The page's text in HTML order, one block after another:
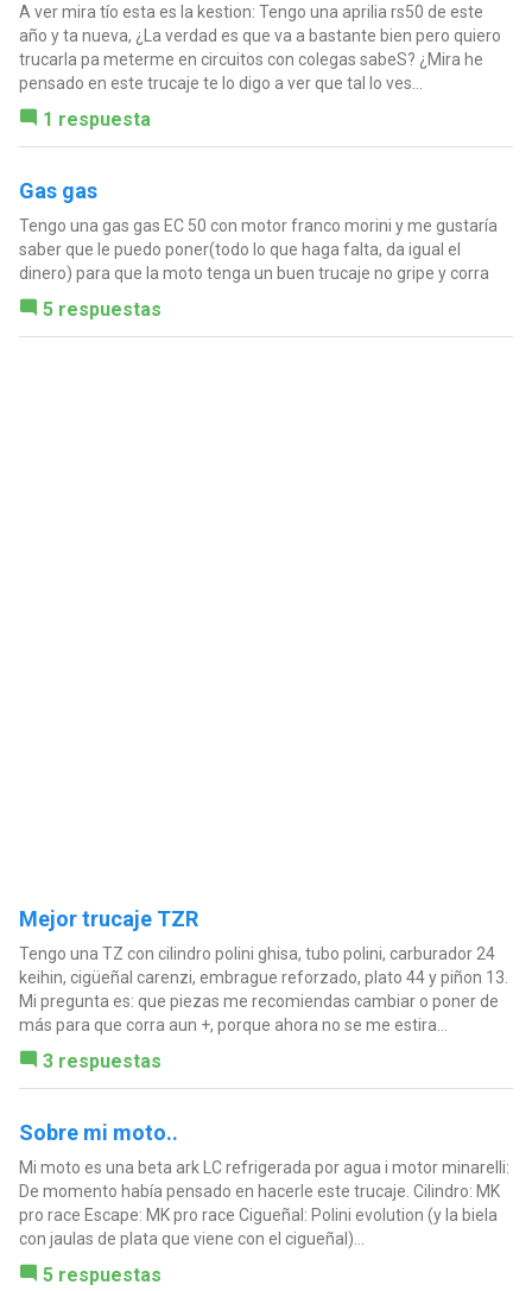
A ver mira tío esta es la kestion: Tengo una aprilia rs50 de este
año y ta nueva, ¿La verdad es que va a bastante bien pero quiero
trucarla pa meterme en circuitos con colegas sabeS? ¿Mira he
pensado en este trucaje te lo digo a ver que tal lo ves...
1 respuesta
Gas gas
Tengo una gas gas EC 50 con motor franco morini y me gustaría
saber que le puedo poner(todo lo que haga falta, da igual el
dinero) para que la moto tenga un buen trucaje no gripe y corra
5 respuestas
Mejor trucaje TZR
Tengo una TZ con cilindro polini ghisa, tubo polini, carburador 24
keihin, cigüeñal carenzi, embrague reforzado, plato 44 y piñon 13.
Mi pregunta es: que piezas me recomiendas cambiar o poner de
más para que corra aun +, porque ahora no se me estira...
3 respuestas
Sobre mi moto..
Mi moto es una beta ark LC refrigerada por agua i motor minarelli:
De momento había pensado en hacerle este trucaje. Cilindro: MK
pro race Escape: MK pro race Cigueñal: Polini evolution (y la biela
con jaulas de plata que viene con el cigueñal)...
5 respuestas